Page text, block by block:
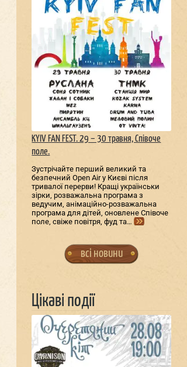
25.08.2026
KYIV FAN FEST. 29 – 30 травня, Співоче
поле.
Зустрічайте перший великий та
безпечний Open Air у Києві після
тривалої перерви! Кращі українськи
зірки, розважальна програма з
ведучим, анімаційно-розважальна
програма для дітей, оновлене Співоче
поле, свіже повітря, фуд та…
всі новини
Цікаві події